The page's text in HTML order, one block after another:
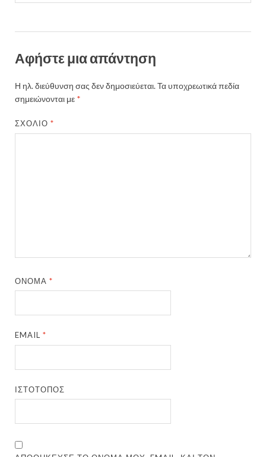
Αφήστε μια απάντηση
Η ηλ. διεύθυνση σας δεν δημοσιεύεται.Τα υποχρεωτικά πεδία
σημειώνονται με *
ΣΧΌΛΙΟ*
ΌΝΟΜΑ*
EMAIL*
ΙΣΤΌΤΟΠΟΣ